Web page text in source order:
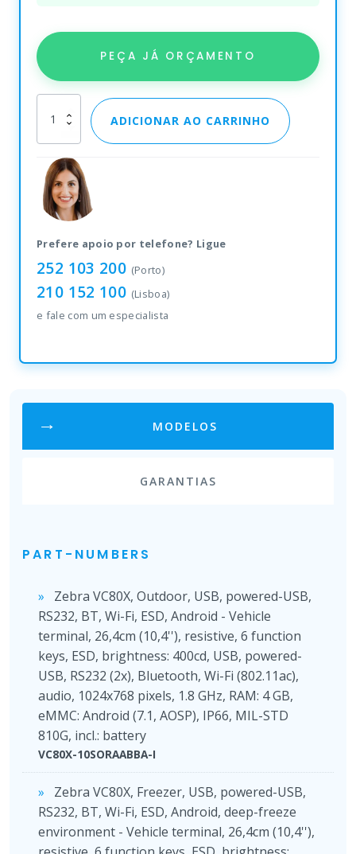
PEÇA JÁ ORÇAMENTO
ADICIONAR AO CARRINHO
Prefere apoio por telefone? Ligue
252 103 200 (Porto)
210 152 100 (Lisboa)
e fale com um especialista
MODELOS
GARANTIAS
PART-NUMBERS
Zebra VC80X, Outdoor, USB, powered-USB,
RS232, BT, Wi-Fi, ESD, Android - Vehicle
terminal, 26,4cm (10,4''), resistive, 6 function
keys, ESD, brightness: 400cd, USB, powered-
USB, RS232 (2x), Bluetooth, Wi-Fi (802.11ac),
audio, 1024x768 pixels, 1.8 GHz, RAM: 4 GB,
eMMC: Android (7.1, AOSP), IP66, MIL-STD
810G, incl.: battery
VC80X-10SORAABBA-I
Zebra VC80X, Freezer, USB, powered-USB,
RS232, BT, Wi-Fi, ESD, Android, deep-freeze
environment - Vehicle terminal, 26,4cm (10,4''),